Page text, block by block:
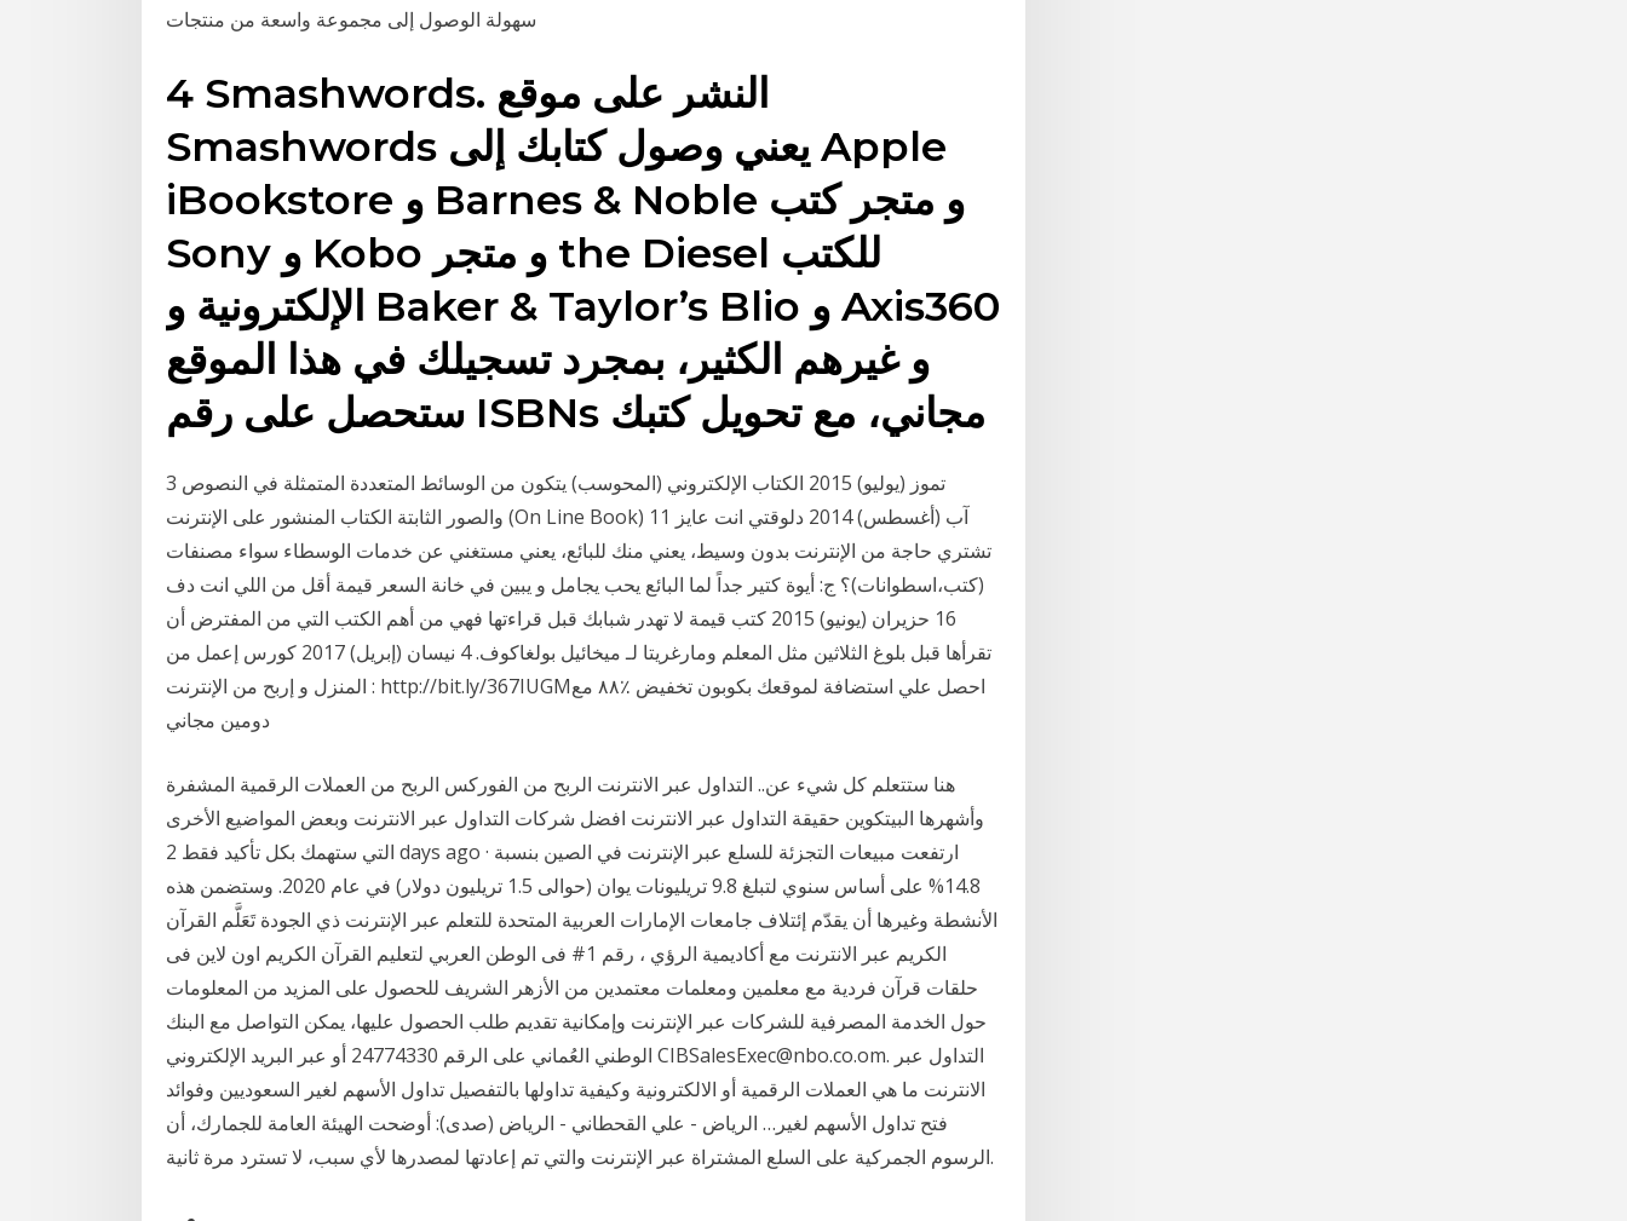
سهولة الوصول إلى مجموعة واسعة من منتجات
4 Smashwords. النشر على موقع
Smashwords يعني وصول كتابك إلى Apple
iBookstore و Barnes & Noble و متجر كتب
Sony و Kobo و متجر the Diesel للكتب
الإلكترونية و Baker & Taylor’s Blio و Axis360
و غيرهم الكثير، بمجرد تسجيلك في هذا الموقع
ستحصل على رقم ISBNs مجاني، مع تحويل كتبك
3 تموز (يوليو) 2015 الكتاب الإلكتروني (المحوسب) يتكون من الوسائط المتعددة المتمثلة في النصوص
والصور الثابتة الكتاب المنشور على الإنترنت (On Line Book) 11 آب (أغسطس) 2014 دلوقتي انت عايز
تشتري حاجة من الإنترنت بدون وسيط، يعني منك للبائع، يعني مستغني عن خدمات الوسطاء سواء مصنفات
(كتب،اسطوانات)؟ ج: أيوة كتير جداً لما البائع يحب يجامل و يبين في خانة السعر قيمة أقل من اللي انت دف
16 حزيران (يونيو) 2015 كتب قيمة لا تهدر شبابك قبل قراءتها فهي من أهم الكتب التي من المفترض أن
تقرأها قبل بلوغ الثلاثين مثل المعلم ومارغريتا لـ ميخائيل بولغاكوف. 4 نيسان (إبريل) 2017 كورس إعمل من
المنزل و إربح من الإنترنت : http://bit.ly/367IUGMاحصل علي استضافة لموقعك بكوبون تخفيض ٪٨٨ مع
هنا ستتعلم كل شيء عن.. التداول عبر الانترنت الربح من الفوركس الربح من العملات الرقمية المشفرة
وأشهرها البيتكوين حقيقة التداول عبر الانترنت افضل شركات التداول عبر الانترنت وبعض المواضيع الأخرى
التي ستهمك بكل تأكيد فقط 2 days ago · ارتفعت مبيعات التجزئة للسلع عبر الإنترنت في الصين بنسبة
14.8% على أساس سنوي لتبلغ 9.8 تريليونات يوان (حوالى 1.5 تريليون دولار) في عام 2020. وستضمن هذه
الأنشطة وغيرها أن يقدّم إئتلاف جامعات الإمارات العربية المتحدة للتعلم عبر الإنترنت ذي الجودة تَعَلَّم القرآن
الكريم عبر الانترنت مع أكاديمية الرؤي ، رقم 1# فى الوطن العربي لتعليم القرآن الكريم اون لاين فى
حلقات قرآن فردية مع معلمين ومعلمات معتمدين من الأزهر الشريف للحصول على المزيد من المعلومات
حول الخدمة المصرفية للشركات عبر الإنترنت وإمكانية تقديم طلب الحصول عليها، يمكن التواصل مع البنك
الوطني العُماني على الرقم 24774330 أو عبر البريد الإلكتروني CIBSalesExec@nbo.co.om. التداول عبر
الانترنت ما هي العملات الرقمية أو الالكترونية وكيفية تداولها بالتفصيل تداول الأسهم لغير السعوديين وفوائد
فتح تداول الأسهم لغير… الرياض - علي القحطاني - الرياض (صدى): أوضحت الهيئة العامة للجمارك، أن
الرسوم الجمركية على السلع المشتراة عبر الإنترنت والتي تم إعادتها لمصدرها لأي سبب، لا تسترد مرة ثانية.